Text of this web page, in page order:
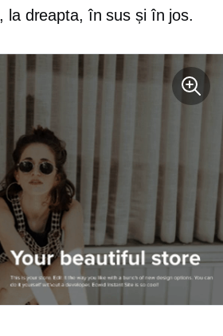
la dreapta, în sus și în jos.